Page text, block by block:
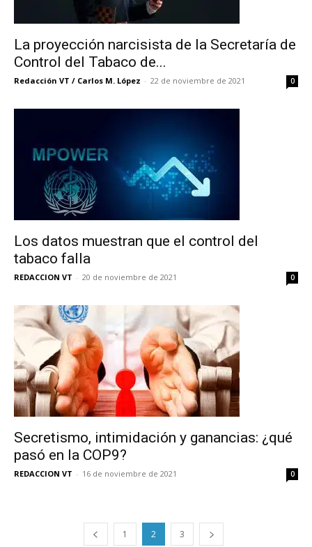
No te pierdas de las
últimas noticias
recibe todas las noticias del vapeo y la
reducción de daños en tu correo
electrónico.
Subscribe to our daily clipping and
receive all the news of vaping and
tobacco harm reduction in your email.
SUBSCRIBIRSE
La proyección narcisista de la Secretaría de
Control del Tabaco de...
Redacción VT / Carlos M. López - 22 de noviembre de 2021 0
Los datos muestran que el control del
tabaco falla
REDACCION VT - 20 de noviembre de 2021 0
Secretismo, intimidación y ganancias: ¿qué
pasó en la COP9?
REDACCION VT - 16 de noviembre de 2021 0
1 2 3